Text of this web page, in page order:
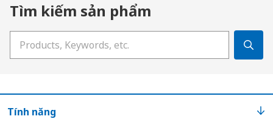
Tìm kiếm sản phẩm
Nhập từ khóa tìm kiếm của bạn
Tính năng